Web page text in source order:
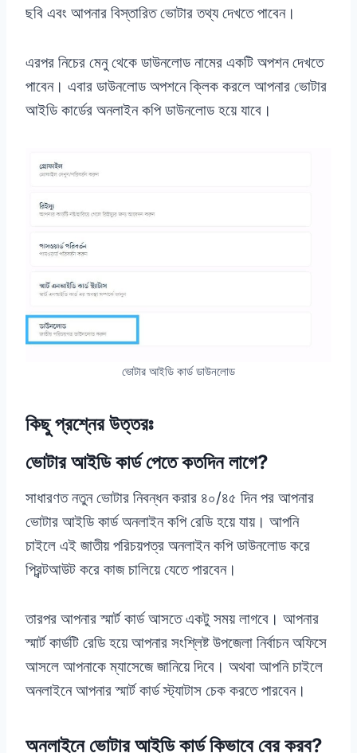
ছবি এবং আপনার বিস্তারিত ভোটার তথ্য দেখতে পাবেন।
এরপর নিচের মেনু থেকে ডাউনলোড নামের একটি অপশন দেখতে
পাবেন। এবার ডাউনলোড অপশনে ক্লিক করলে আপনার ভোটার
আইডি কার্ডের অনলাইন কপি ডাউনলোড হয়ে যাবে।
ভোটার আইডি কার্ড ডাউনলোড
কিছু প্রশ্নের উত্তরঃ
ভোটার আইডি কার্ড পেতে কতদিন লাগে?
সাধারণত নতুন ভোটার নিবন্ধন করার ৪০/৪৫ দিন পর আপনার
ভোটার আইডি কার্ড অনলাইন কপি রেডি হয়ে যায়। আপনি
চাইলে এই জাতীয় পরিচয়পত্র অনলাইন কপি ডাউনলোড করে
প্রিন্টআউট করে কাজ চালিয়ে যেতে পারবেন।
তারপর আপনার স্মার্ট কার্ড আসতে একটু সময় লাগবে। আপনার
স্মার্ট কার্ডটি রেডি হয়ে আপনার সংশ্লিষ্ট উপজেলা নির্বাচন অফিসে
আসলে আপনাকে ম্যাসেজে জানিয়ে দিবে। অথবা আপনি চাইলে
অনলাইনে আপনার স্মার্ট কার্ড স্ট্যাটাস চেক করতে পারবেন।
অনলাইনে ভোটার আইডি কার্ড কিভাবে বের করব?